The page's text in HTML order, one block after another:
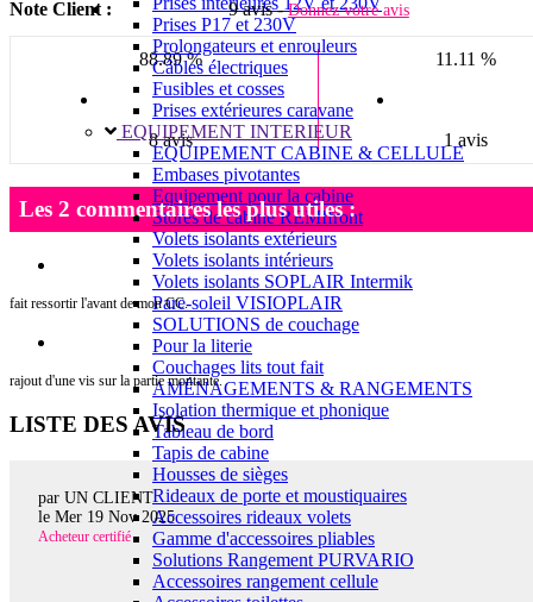
Prises P17 et 230V
Prolongateurs et enrouleurs
Câbles électriques
Fusibles et cosses
Prises extérieures caravane
EQUIPEMENT INTERIEUR
EQUIPEMENT CABINE & CELLULE
Embases pivotantes
Equipement pour la cabine
Stores de cabine REMIfront
Volets isolants extérieurs
Volets isolants intérieurs
Volets isolants SOPLAIR Intermik
Pare-soleil VISIOPLAIR
SOLUTIONS de couchage
Pour la literie
Couchages lits tout fait
AMÉNAGEMENTS & RANGEMENTS
Isolation thermique et phonique
Tableau de bord
Tapis de cabine
Housses de sièges
Rideaux de porte et moustiquaires
Accessoires rideaux volets
Gamme d'accessoires pliables
Solutions Rangement PURVARIO
Accessoires rangement cellule
Note Client : 9 avis -Donnez votre avis
88.89 %
8 avis
11.11 %
1 avis
Les 2 commentaires les plus utiles :
fait ressortir l'avant de mon CC.
rajout d'une vis sur la partie montante.
LISTE DES AVIS
par UN CLIENT
le Mer 19 Nov 2025
Acheteur certifié